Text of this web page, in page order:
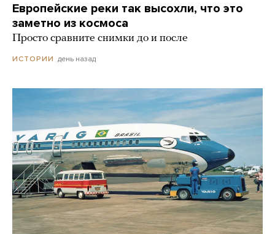
Европейские реки так высохли, что это
заметно из космоса
Просто сравните снимки до и после
ИСТОРИИ день назад